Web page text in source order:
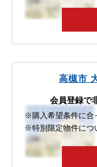
高槻市
会員登録で
※購入希望条件に合
※特別限定物件につ